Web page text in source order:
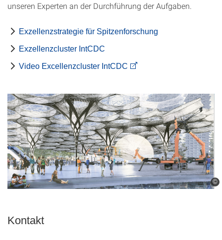
unseren Experten an der Durchführung der Aufgaben.
Exzellenzstrategie für Spitzenforschung
Exzellenzcluster IntCDC
Video Excellenzcluster IntCDC
©
Kontakt